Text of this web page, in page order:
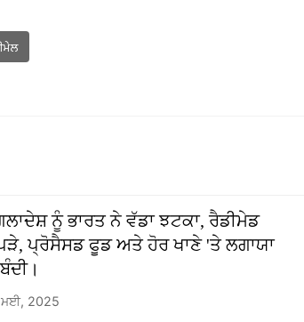
ਨੂੰ ਭਾਰਤ ਨੇ ਵੱਡਾ ਝਟਕਾ, ਰੈਡੀਮੇਡ
ਪ੍ਰੋਸੈਸਡ ਫੂਡ ਅਤੇ ਹੋਰ ਖਾਣੇ 'ਤੇ ਲਗਾਯਾ
ਮਈ, 2025